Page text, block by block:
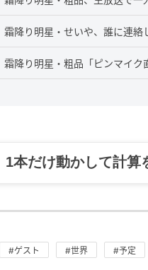
霜降り明星・せいや、誰に連
霜降り明星・粗品「ピンマイ
グルメ、ギャグ、子
#ゲスト #世界 #予定